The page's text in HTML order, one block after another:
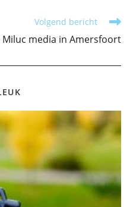
Volgend bericht
Miluc media in Amersfoort